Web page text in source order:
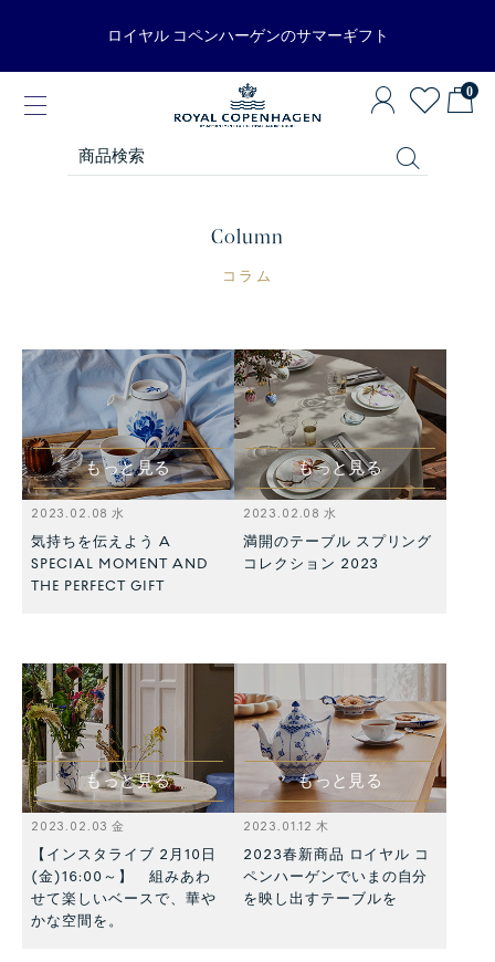
ロイヤル コペンハーゲンのサマーギフト
0
Column
コラム
もっと見る
2023.02.08 水
気持ちを伝えよう A
SPECIAL MOMENT AND
THE PERFECT GIFT
もっと見る
2023.02.08 水
満開のテーブル スプリング
コレクション 2023
もっと見る
2023.02.03 金
【インスタライブ 2月10日
(金)16:00～】 組みあわ
せて楽しいベースで、華や
かな空間を。
もっと見る
2023.01.12 木
2023春新商品 ロイヤル コ
ペンハーゲンでいまの自分
を映し出すテーブルを